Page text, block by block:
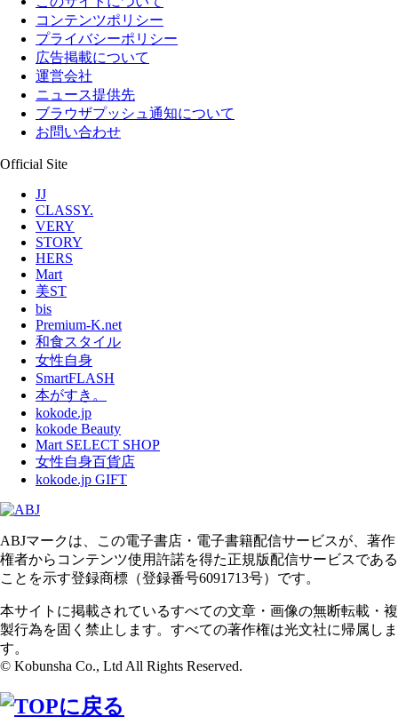
コンテンツポリシー
プライバシーポリシー
広告掲載について
運営会社
ニュース提供先
ブラウザプッシュ通知について
お問い合わせ
Official Site
JJ
CLASSY.
VERY
STORY
HERS
Mart
美ST
bis
Premium-K.net
和食スタイル
女性自身
SmartFLASH
本がすき。
kokode.jp
kokode Beauty
Mart SELECT SHOP
女性自身百貨店
kokode.jp GIFT
ABJマークは、この電子書店・電子書籍配信サービスが、著作
権者からコンテンツ使用許諾を得た正規版配信サービスである
ことを示す登録商標（登録番号6091713号）です。
本サイトに掲載されているすべての文章・画像の無断転載・複
製行為を固く禁止します。すべての著作権は光文社に帰属しま
す。
© Kobunsha Co., Ltd All Rights Reserved.